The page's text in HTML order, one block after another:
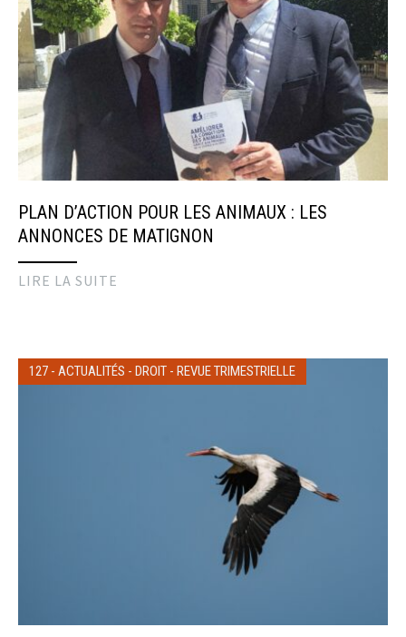
PLAN D’ACTION POUR LES ANIMAUX : LES
ANNONCES DE MATIGNON
LIRE LA SUITE
127 - ACTUALITÉS - DROIT - REVUE TRIMESTRIELLE